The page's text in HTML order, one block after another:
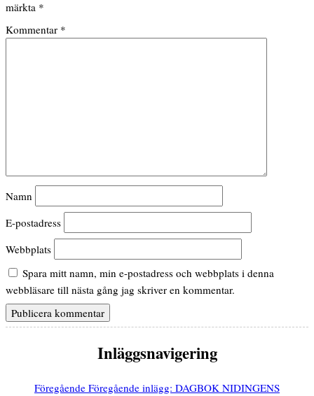
märkta *
Kommentar *
Namn
E-postadress
Webbplats
Spara mitt namn, min e-postadress och webbplats i denna
webbläsare till nästa gång jag skriver en kommentar.
Inläggsnavigering
Föregående Föregående inlägg: DAGBOK NIDINGENS